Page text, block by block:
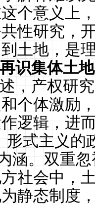
个意义上
性研究，
土地，是
识集体土
，产权研
个体激励
逻辑，进
形式主义的
涵。双重
社会中，
静态制度